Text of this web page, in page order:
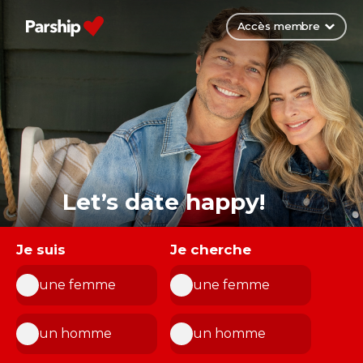
Accès membre
Let’s date happy!
Je suis
une femme
un homme
Je cherche
une femme
un homme